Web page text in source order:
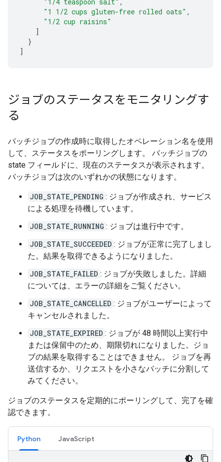
"1 1/2 cups gluten-free rolled oats" ,
"1/2 cup raisins"
]
}
]
ジョブのステータスをモニタリングす
る
バッチジョブの作成時に取得したオペレーション名を使用
して、ステータスをポーリングします。 バッチジョブの
state フィールドに、現在のステータスが表示されます。
バッチジョブは次のいずれかの状態になります。
JOB_STATE_PENDING : ジョブが作成され、サービス
による処理を待機しています。
JOB_STATE_RUNNING : ジョブは進行中です。
JOB_STATE_SUCCEEDED : ジョブが正常に完了しまし
た。結果を取得できるようになりました。
JOB_STATE_FAILED : ジョブが失敗しました。詳細
については、エラーの詳細をご覧ください。
JOB_STATE_CANCELLED : ジョブがユーザーによって
キャンセルされました。
JOB_STATE_EXPIRED : ジョブが 48 時間以上実行中
または保留中のため、期限切れになりました。ジョ
ブの結果を取得することはできません。 ジョブを再
送信するか、リクエストを小さなバッチに分割して
みてください。
ジョブのステータスを定期的にポーリングして、完了を確
認できます。
Python JavaScript